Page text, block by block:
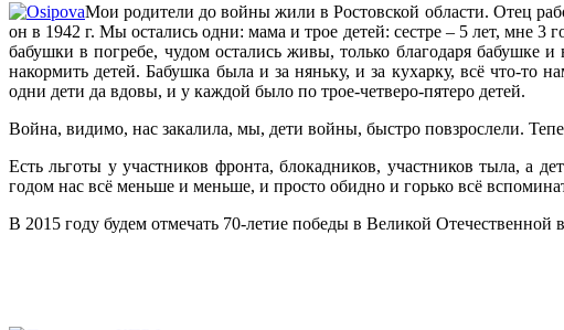
Мои родители до войны жили в Ростовской области. Отец
он в 1942 г. Мы остались одни: мама и трое детей: сестре – 5 лет, мне
бабушки в погребе, чудом остались живы, только благодаря
накормить детей. Бабушка была и за няньку, и за кухарку, всё что-
одни дети да вдовы, и у каждой было по трое-четверо-пятеро детей.
Война, видимо, нас закалила, мы, дети войны, быстро повзрослели.
Есть льготы у участников фронта, блокадников, участников тыла,
годом нас всё меньше и меньше, и просто обидно и горько всё
В 2015 году будем отмечать 70-летие победы в Великой